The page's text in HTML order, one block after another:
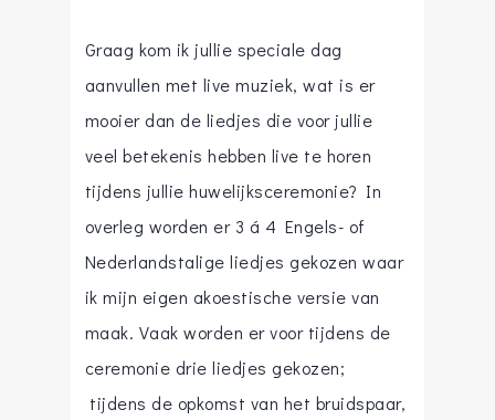
Graag kom ik jullie speciale dag
aanvullen met live muziek, wat is er
mooier dan de liedjes die voor jullie
veel betekenis hebben live te horen
tijdens jullie huwelijksceremonie? In
overleg worden er 3 á 4 Engels- of
Nederlandstalige liedjes gekozen waar
ik mijn eigen akoestische versie van
maak. Vaak worden er voor tijdens de
ceremonie drie liedjes gekozen;
tijdens de opkomst van het bruidspaar,